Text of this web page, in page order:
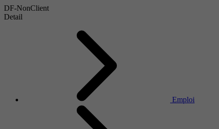
DF-NonClient
Detail
Emploi